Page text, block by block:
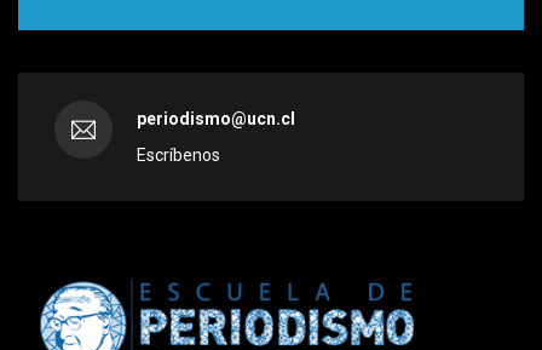
periodismo@ucn.cl
Escríbenos